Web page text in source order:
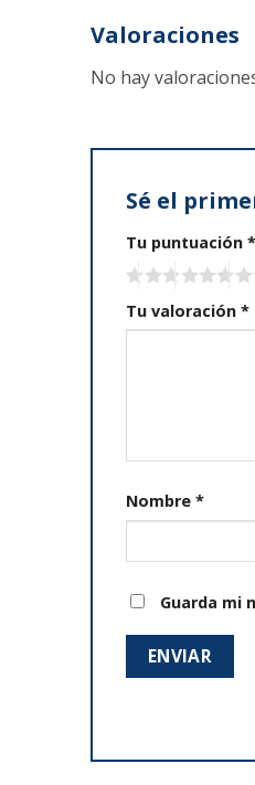
Valoraciones
No hay
Sé el
Tu puntuación *
Tu valoración *
Nombre *
Guarda mi